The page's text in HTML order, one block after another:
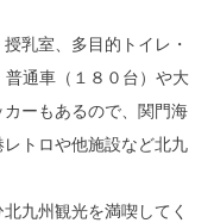
乳室、多目的トイレ・
通車（１８０台）や大
ーもあるので、関門海
トロや他施設など北九
九州観光を満喫してく